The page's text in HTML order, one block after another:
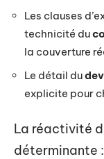
Les clauses
technicité du
la couverture
Le détail du
explicite pour
La réactivité
déterminante